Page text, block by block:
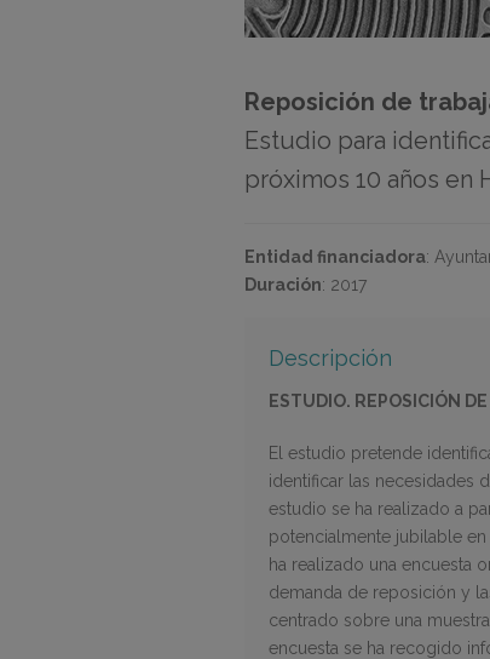
Reposición de
Estudio para
próximos 10 años
Entidad financiadora:
Duración: 2017
Descripción
ESTUDIO. REPOSICIÓN
El estudio pretende
identificar las necesidades
estudio se ha realizado a
potencialmente jubilable
ha realizado una encuesta
demanda de reposición y
centrado sobre una
encuesta se ha recogido